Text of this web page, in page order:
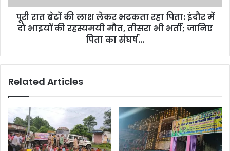
लाश
पिता:
इंदौर
की
मौत,
जानिए
पिता
का
पूरी रात बेटों की लाश लेकर भटकता रहा पिता: इंदौर में
दो भाइयों की रहस्यमयी मौत, तीसरा भी भर्ती; जानिए
पिता का संघर्ष...
Related Articles